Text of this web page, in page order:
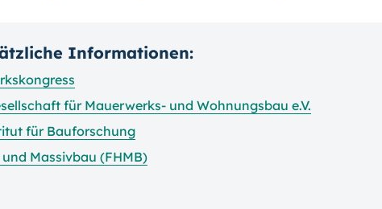
Informationen:
für Mauerwerks- und Wohnungsbau e.V.
für Bauforschung
Massivbau (FHMB)